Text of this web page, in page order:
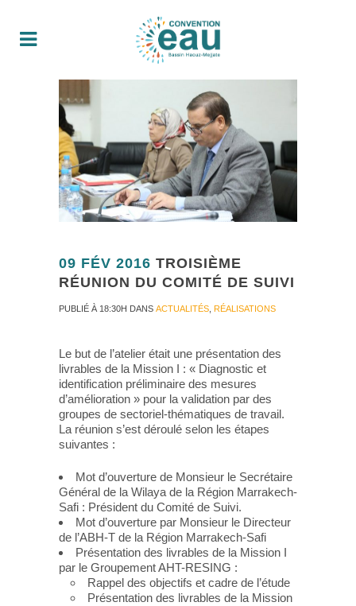
09 FÉV 2016 TROISIÈME
RÉUNION DU COMITÉ DE SUIVI
PUBLIÉ À 18:30H DANS ACTUALITÉS, RÉALISATIONS
Le but de l’atelier était une présentation des
livrables de la Mission I : « Diagnostic et
identification préliminaire des mesures
d’amélioration » pour la validation par des
groupes de sectoriel-thématiques de travail.
La réunion s’est déroulé selon les étapes
suivantes :
Mot d’ouverture de Monsieur le Secrétaire
Général de la Wilaya de la Région Marrakech-
Safi : Président du Comité de Suivi.
Mot d’ouverture par Monsieur le Directeur
de l’ABH-T de la Région Marrakech-Safi
Présentation des livrables de la Mission I
par le Groupement AHT-RESING :
Rappel des objectifs et cadre de l’étude
Présentation des livrables de la Mission